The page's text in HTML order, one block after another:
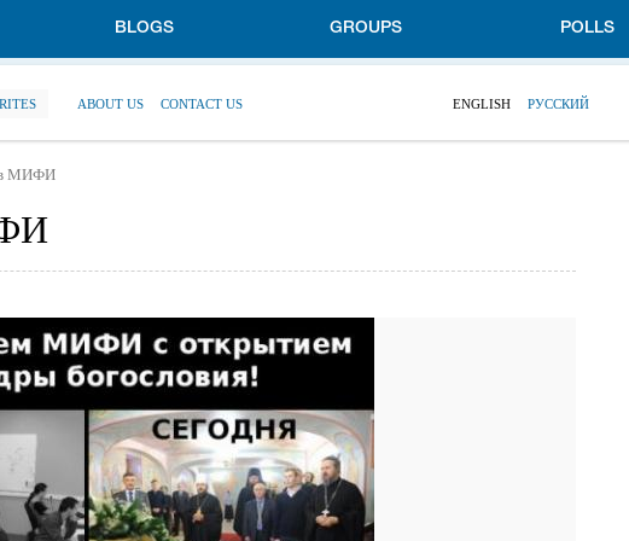
BLOGS GROUPS POLLS
ABOUT US CONTACT US ENGLISH РУССКИЙ
в МИФИ